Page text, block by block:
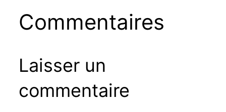
Commentaires
Laisser un
commentaire